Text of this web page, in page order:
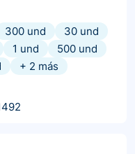
300 und
30 und
1 und
500 und
+ 2 más